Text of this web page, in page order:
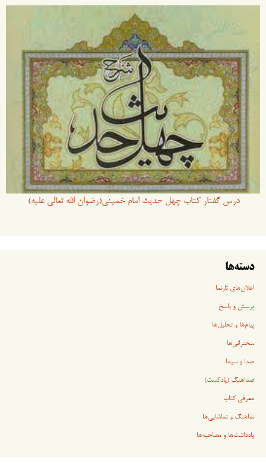
درس گفتار کتاب چهل حدیث امام خمینی(رضوان الله تعالی علیه)
دسته‌ها
اعلان‌های تارنما
پرسش و پاسخ
پیام‌ها و تحلیل‌ها
سخنرانی‏‏‌ها
صدا و سیما
صداهنگ (پادکست)
معرفی کتاب
نماهنگ و تماشایی‌ها
یادداشت‌ها و مصاحبه‌ها